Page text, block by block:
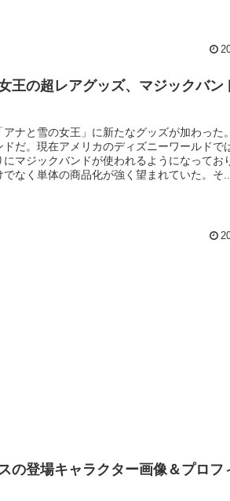
王の超レアグッズ、マジックバン
アナと雪の女王」に新たなグッズが加わった
ドだ。現在アメリカのディズニーワールドで
にマジックバンドが使われるようになってお
でなく単体の商品化が強く望まれていた。そ...
の登場キャラクター画像＆プロフ